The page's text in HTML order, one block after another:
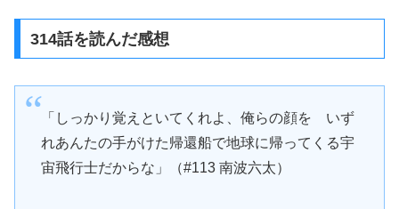
314話を読んだ感想
「しっかり覚えといてくれよ、俺らの顔を いず
れあんたの手がけた帰還船で地球に帰ってくる宇
宙飛行士だからな」（#113 南波六太）